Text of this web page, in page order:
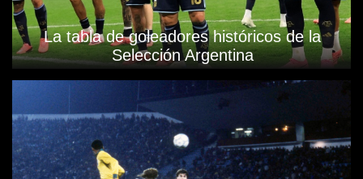
La tabla de goleadores históricos de la
Selección Argentina